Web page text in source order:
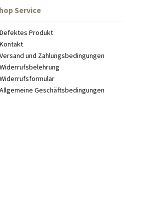
Service
Defektes Produkt
Kontakt
Versand und Zahlungsbedingungen
Widerrufsbelehrung
Widerrufsformular
Allgemeine Geschäftsbedingungen